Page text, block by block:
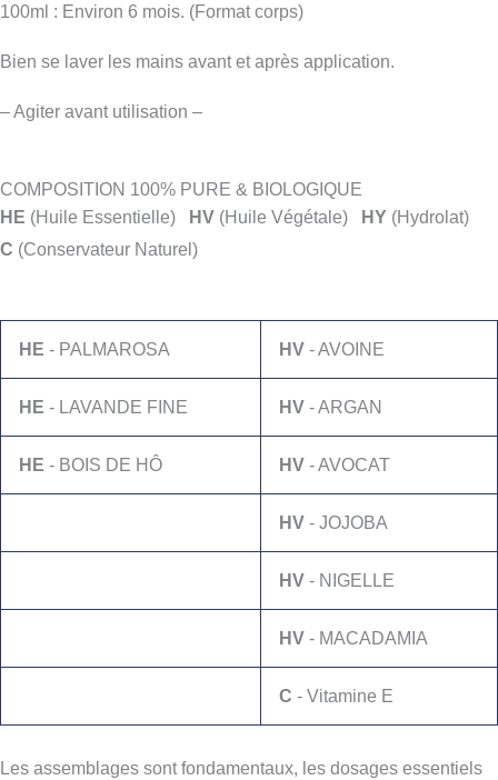
100ml : Environ 6 mois. (Format corps)
Bien se laver les mains avant et après application.
– Agiter avant utilisation –
COMPOSITION 100% PURE & BIOLOGIQUE
HE (Huile Essentielle) HV (Huile Végétale) HY (Hydrolat)
C (Conservateur Naturel)
HE - PALMAROSA HV - AVOINE
HE - LAVANDE FINE HV - ARGAN
HE - BOIS DE HÔ HV - AVOCAT
HV - JOJOBA
HV - NIGELLE
HV - MACADAMIA
C - Vitamine E
Les assemblages sont fondamentaux, les dosages essentiels